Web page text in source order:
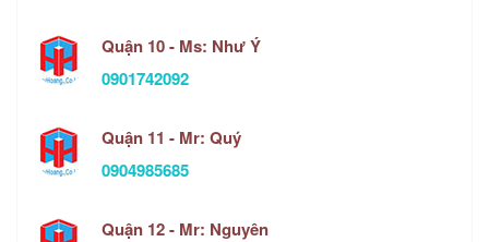
Quận 10 - Ms: Như Ý
0901742092
Quận 11 - Mr: Quý
0904985685
Quận 12 - Mr: Nguyên